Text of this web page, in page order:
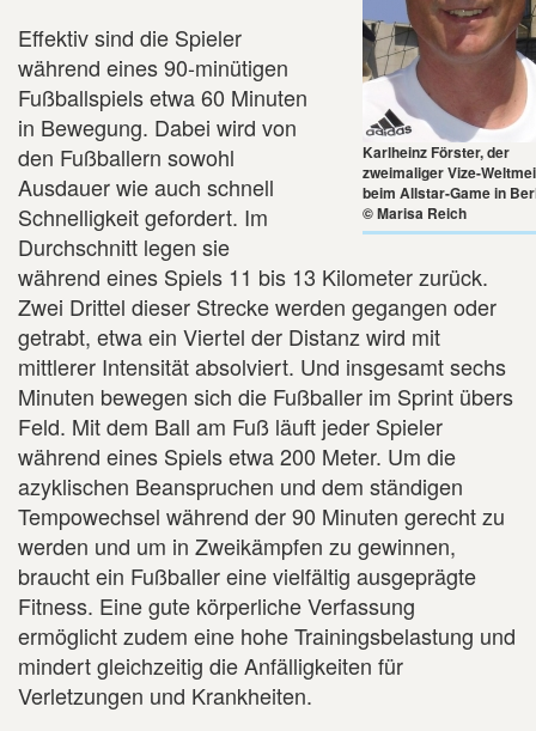
Karlheinz Förster, der
zweimaliger Vize-
beim Allstar-Game in
© Marisa Reich
Effektiv sind die Spieler
während eines 90-minütigen
Fußballspiels etwa 60 Minuten
in Bewegung. Dabei wird von
den Fußballern sowohl
Ausdauer wie auch schnell
Schnelligkeit gefordert. Im
Durchschnitt legen sie
während eines Spiels 11 bis 13 Kilometer zurück.
Zwei Drittel dieser Strecke werden gegangen oder
getrabt, etwa ein Viertel der Distanz wird mit
mittlerer Intensität absolviert. Und insgesamt sechs
Minuten bewegen sich die Fußballer im Sprint übers
Feld. Mit dem Ball am Fuß läuft jeder Spieler
während eines Spiels etwa 200 Meter. Um die
azyklischen Beanspruchen und dem ständigen
Tempowechsel während der 90 Minuten gerecht zu
werden und um in Zweikämpfen zu gewinnen,
braucht ein Fußballer eine vielfältig ausgeprägte
Fitness. Eine gute körperliche Verfassung
ermöglicht zudem eine hohe Trainingsbelastung und
mindert gleichzeitig die Anfälligkeiten für
Verletzungen und Krankheiten.